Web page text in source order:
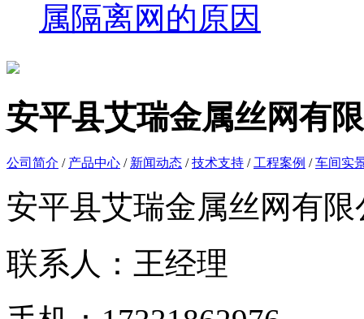
属隔离网的原因
安平县艾瑞金属丝网有
公司简介 / 产品中心 / 新闻动态 /技术支持 / 工程案例 /车间实
安平县艾瑞金属丝网有限
联系人：王经理